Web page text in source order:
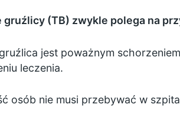
gruźlicy (TB) zwykle polega na
jest poważnym
leczenia.
osób nie musi przebywać w